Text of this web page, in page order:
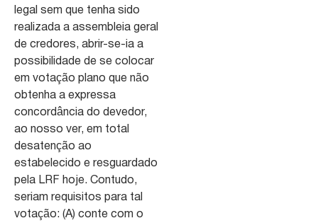
legal sem que tenha sido
realizada a assembleia geral
de credores, abrir-se-ia a
possibilidade de se colocar
em votação plano que não
obtenha a expressa
concordância do devedor,
ao nosso ver, em total
desatenção ao
estabelecido e resguardado
pela LRF hoje. Contudo,
seriam requisitos para tal
votação: (A) conte com o